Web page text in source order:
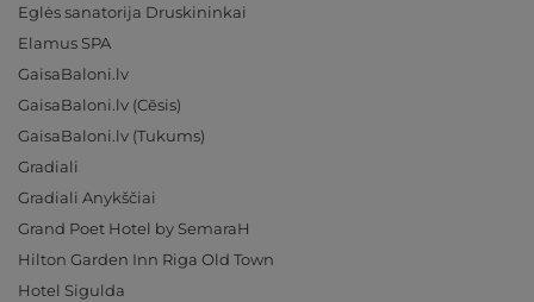
Eglės sanatorija Druskininkai
Elamus SPA
GaisaBaloni.lv
GaisaBaloni.lv (Cēsis)
GaisaBaloni.lv (Tukums)
Gradiali
Gradiali Anykščiai
Grand Poet Hotel by SemaraH
Hilton Garden Inn Riga Old Town
Hotel Sigulda